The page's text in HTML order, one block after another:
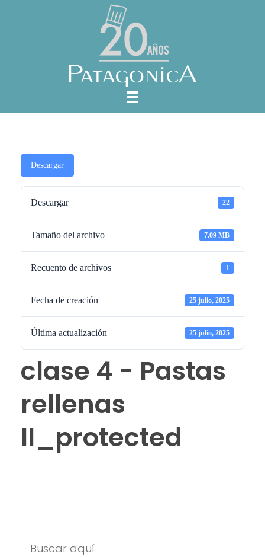
Descargar
Descargar 22
Tamaño del archivo 7.09 MB
Recuento de archivos 1
Fecha de creación 25 julio, 2025
Última actualización 25 julio, 2025
clase 4 - Pastas
rellenas
II_protected